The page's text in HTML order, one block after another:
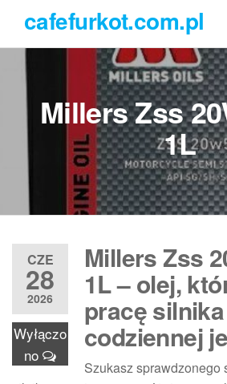
treści
cafefurkot.com.pl
Millers Zss
1L
CZE
28
2026
Wyłączo
no
Millers Zss
1L – olej,
pracę
codziennej
Szukasz sprawdzonego